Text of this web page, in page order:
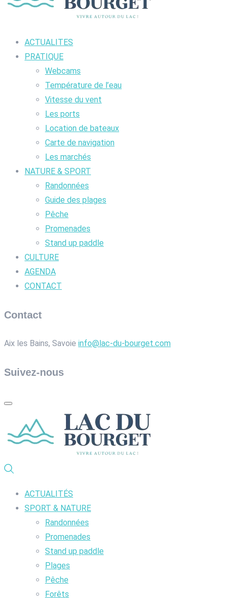
ACTUALITES
PRATIQUE
Webcams
Température de l’eau
Vitesse du vent
Les ports
Location de bateaux
Carte de navigation
Les marchés
NATURE & SPORT
Randonnées
Guide des plages
Pêche
Promenades
Stand up paddle
CULTURE
AGENDA
CONTACT
Contact
Aix les Bains, Savoie info@lac-du-bourget.com
Suivez-nous
ACTUALITÉS
SPORT & NATURE
Randonnées
Promenades
Stand up paddle
Plages
Pêche
Forêts